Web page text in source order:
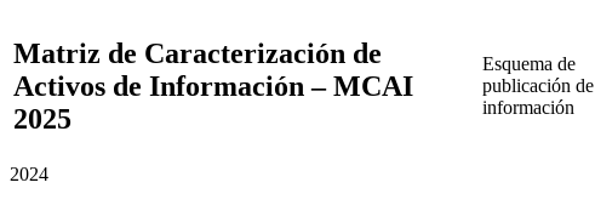
Matriz de Caracterización de
Activos de Información – MCAI
2025
Esquema de
publicación de
información
2024